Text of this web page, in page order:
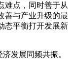
难点，同时善于从
善与产业升级的最
态平衡打开发展新
发展同频共振。